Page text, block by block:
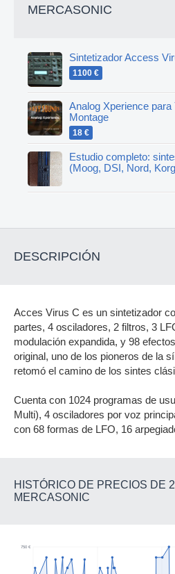
MERCASONIC
Sintetizador Access
1100 €
Analog Xperience
Montage
18 €
Estudio completo:
(Moog, DSI, Nord,
DESCRIPCIÓN
Acces Virus C es un sintetizador
partes, 4 osciladores, 2 filtros, 3
modulación expandida, y 98
original, uno de los pioneros de la
retomó el camino de los sintes
Cuenta con 1024 programas de
Multi), 4 osciladores por voz
con 68 formas de LFO, 16
HISTÓRICO DE PRECIOS DE
MERCASONIC
750 €